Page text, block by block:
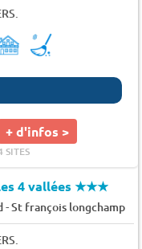
+ d'infos >
SITES
4 vallées★★★
-St françois longchamp